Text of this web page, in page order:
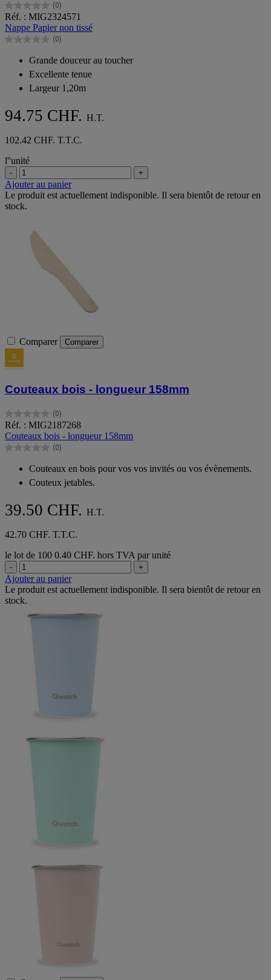
(0)
0.0
sur
5
étoiles.
Réf. : MIG2324571
Nappe Papier non tissé
(0)
0.0
étoiles.
Grande douceur au toucher
Excellente tenue
Largeur 1,20m
94.75 CHF. H.T.
102.42 CHF. T.T.C.
l''unité
- +
Ajouter au panier
Le produit est actuellement indisponible. Il sera bientôt de retour en
stock.
Comparer Comparer
Couteaux bois - longueur 158mm
(0)
0.0
sur
5
étoiles.
Réf. : MIG2187268
Couteaux bois - longueur 158mm
(0)
0.0
étoiles.
Couteaux en bois pour vos vos invités ou vos évènements.
Couteux jetables.
39.50 CHF. H.T.
42.70 CHF. T.T.C.
le lot de 100 0.40 CHF. hors TVA par unité
- +
Ajouter au panier
Le produit est actuellement indisponible. Il sera bientôt de retour en
stock.